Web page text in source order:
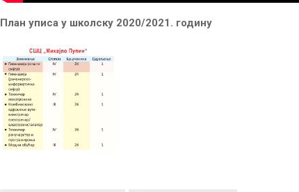
План уписа у школску 2020/2021. годину